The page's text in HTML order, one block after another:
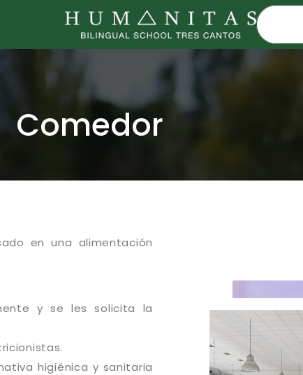
Comedor
en una alimentación
y se les solicita la
higiénica y sanitaria